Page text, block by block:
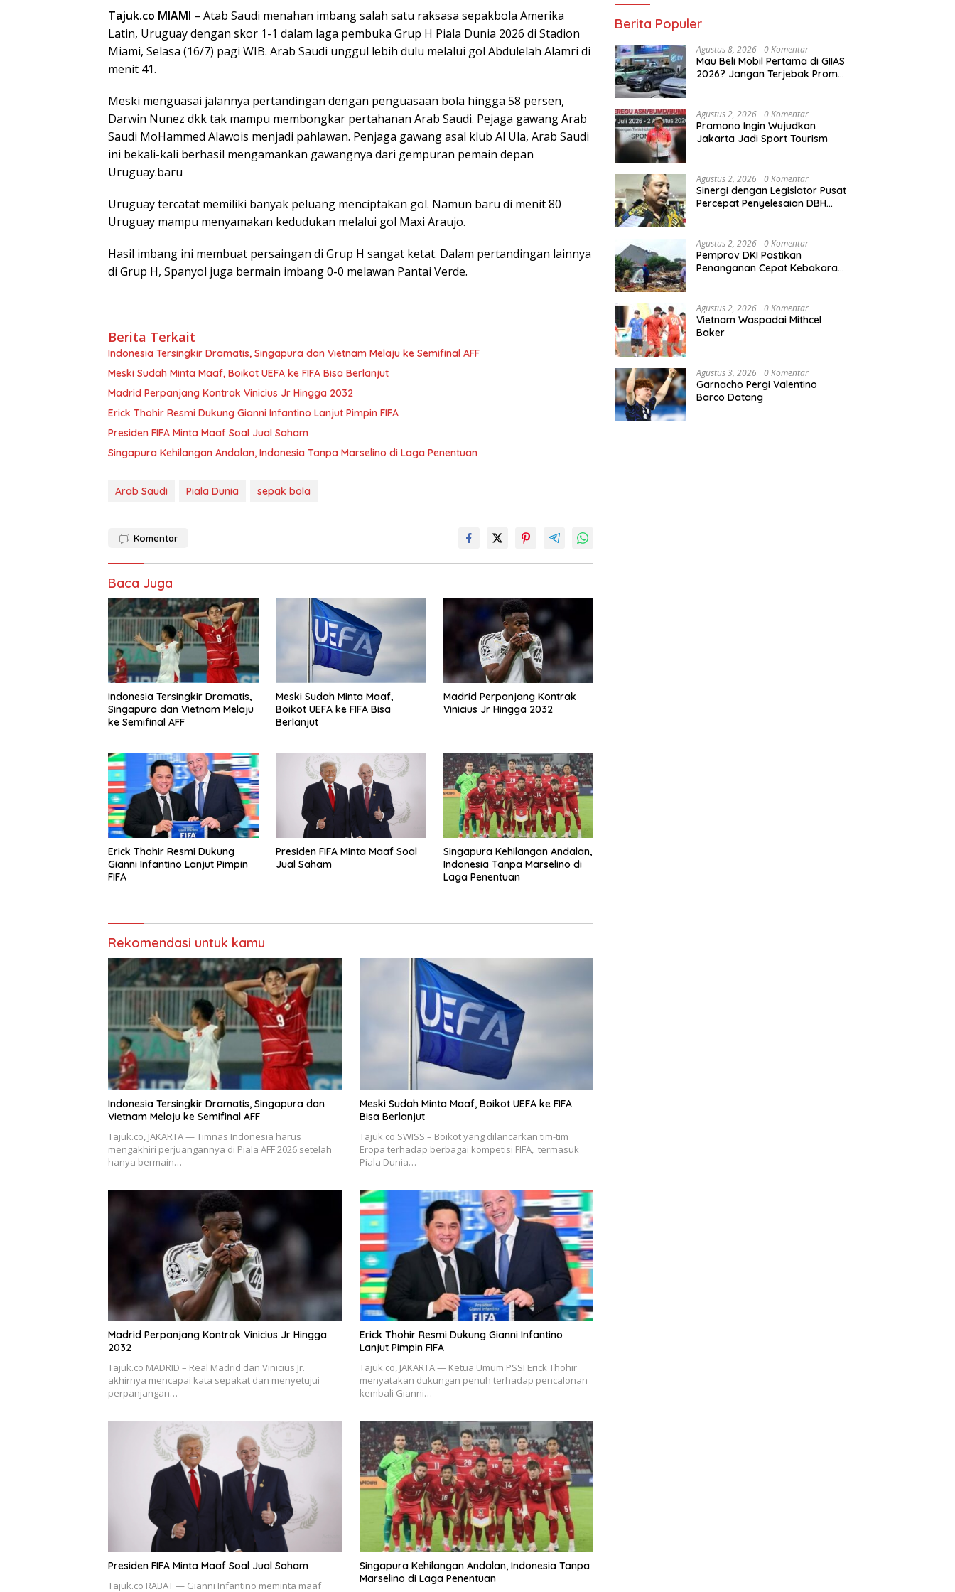
Tajuk.co MIAMI – Atab Saudi menahan imbang salah satu raksasa sepakbola Amerika
Latin, Uruguay dengan skor 1-1 dalam laga pembuka Grup H Piala Dunia 2026 di Stadion
Miami, Selasa (16/7) pagi WIB. Arab Saudi unggul lebih dulu melalui gol Abdulelah Alamri di
menit 41.
Meski menguasai jalannya pertandingan dengan penguasaan bola hingga 58 persen,
Darwin Nunez dkk tak mampu membongkar pertahanan Arab Saudi. Pejaga gawang Arab
Saudi MoHammed Alawois menjadi pahlawan. Penjaga gawang asal klub Al Ula, Arab Saudi
ini bekali-kali berhasil mengamankan gawangnya dari gempuran pemain depan
Uruguay.baru
Uruguay tercatat memiliki banyak peluang menciptakan gol. Namun baru di menit 80
Uruguay mampu menyamakan kedudukan melalui gol Maxi Araujo.
Hasil imbang ini membuat persaingan di Grup H sangat ketat. Dalam pertandingan lainnya
di Grup H, Spanyol juga bermain imbang 0-0 melawan Pantai Verde.
Berita Terkait
Indonesia Tersingkir Dramatis, Singapura dan Vietnam Melaju ke Semifinal AFF
Meski Sudah Minta Maaf, Boikot UEFA ke FIFA Bisa Berlanjut
Madrid Perpanjang Kontrak Vinicius Jr Hingga 2032
Erick Thohir Resmi Dukung Gianni Infantino Lanjut Pimpin FIFA
Presiden FIFA Minta Maaf Soal Jual Saham
Singapura Kehilangan Andalan, Indonesia Tanpa Marselino di Laga Penentuan
Arab Saudi Piala Dunia sepak bola
Komentar
Baca Juga
Indonesia Tersingkir Dramatis,
Singapura dan Vietnam Melaju
ke Semifinal AFF
Meski Sudah Minta Maaf,
Boikot UEFA ke FIFA Bisa
Berlanjut
Madrid Perpanjang Kontrak
Vinicius Jr Hingga 2032
Erick Thohir Resmi Dukung
Gianni Infantino Lanjut Pimpin
FIFA
Presiden FIFA Minta Maaf Soal
Jual Saham
Singapura Kehilangan Andalan,
Indonesia Tanpa Marselino di
Laga Penentuan
Rekomendasi untuk kamu
Indonesia Tersingkir Dramatis, Singapura dan
Vietnam Melaju ke Semifinal AFF
Tajuk.co, JAKARTA — Timnas Indonesia harus
mengakhiri perjuangannya di Piala AFF 2026 setelah
hanya bermain…
Meski Sudah Minta Maaf, Boikot UEFA ke FIFA
Bisa Berlanjut
Tajuk.co SWISS – Boikot yang dilancarkan tim-tim
Eropa terhadap berbagai kompetisi FIFA, termasuk
Piala Dunia…
Madrid Perpanjang Kontrak Vinicius Jr Hingga
2032
Tajuk.co MADRID – Real Madrid dan Vinicius Jr.
akhirnya mencapai kata sepakat dan menyetujui
perpanjangan…
Erick Thohir Resmi Dukung Gianni Infantino
Lanjut Pimpin FIFA
Tajuk.co, JAKARTA — Ketua Umum PSSI Erick Thohir
menyatakan dukungan penuh terhadap pencalonan
kembali Gianni…
Presiden FIFA Minta Maaf Soal Jual Saham
Tajuk.co RABAT — Gianni Infantino meminta maaf
Singapura Kehilangan Andalan, Indonesia Tanpa
Marselino di Laga Penentuan
Berita Populer
Agustus 8, 2026 0 Komentar
Mau Beli Mobil Pertama di GIIAS
2026? Jangan Terjebak Promo,
Agustus 2, 2026 0 Komentar
Pramono Ingin Wujudkan
Jakarta Jadi Sport Tourism
Agustus 2, 2026 0 Komentar
Sinergi dengan Legislator Pusat
Percepat Penyelesaian DBH
Agustus 2, 2026 0 Komentar
Pemprov DKI Pastikan
Penanganan Cepat Kebakaran
Agustus 2, 2026 0 Komentar
Vietnam Waspadai Mithcel
Baker
Agustus 3, 2026 0 Komentar
Garnacho Pergi Valentino
Barco Datang